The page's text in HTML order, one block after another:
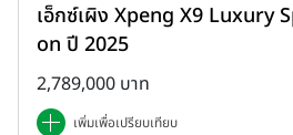
เอ็กซ์เผิง Xpeng X9 Luxury
on ปี 2025
2,789,000 บาท
เพิ่มเพื่อเปรียบเทียบ